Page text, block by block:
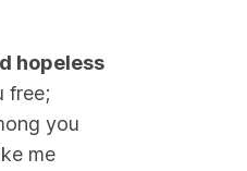
hopeless
free;
you
me